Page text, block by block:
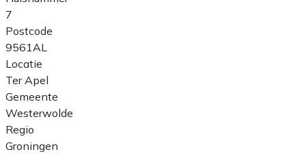
7
Postcode
9561AL
Locatie
Ter Apel
Gemeente
Westerwolde
Regio
Groningen